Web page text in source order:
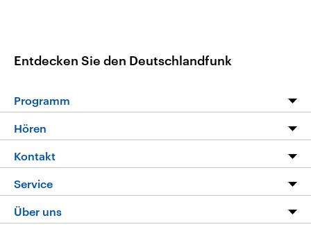
Entdecken Sie den Deutschlandfunk
Programm
Programm
Die Nachrichten
Nachrichtenleicht
Neue Beiträge auf dlf.de
Hören
Livestream
Podcasts
Deutschlandfunk App
Kontakt
Hörerservice
Service
FAQ
Über uns